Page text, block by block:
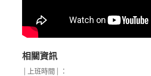
相關資訊
│上班時間│：